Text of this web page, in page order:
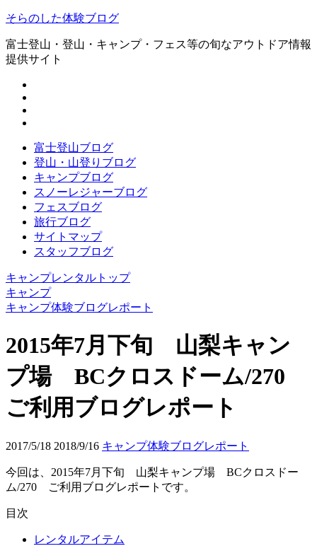
そらのした体験ブログ
富士登山・登山・キャンプ・フェス等の旬なアウトドア情報
提供サイト
富士登山ブログ
登山・山登りブログ
キャンプブログ
スノーレジャーブログ
フェスブログ
旅行ブログ
サイトマップ
スタッフブログ
キャンプレンタルトップ
キャンプ
キャンプ体験ブログレポート
2015年7月下旬 山梨キャン
プ場 BCクロスドーム/270
ご利用ブログレポート
2017/5/18 2018/9/16 キャンプ体験ブログレポート
今回は、2015年7月下旬 山梨キャンプ場 BCクロスドー
ム/270 ご利用ブログレポートです。
目次
レンタルアイテム